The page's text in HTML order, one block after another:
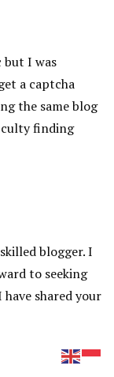
I was
a captcha
the same blog
finding
blogger. I
to seeking
shared your